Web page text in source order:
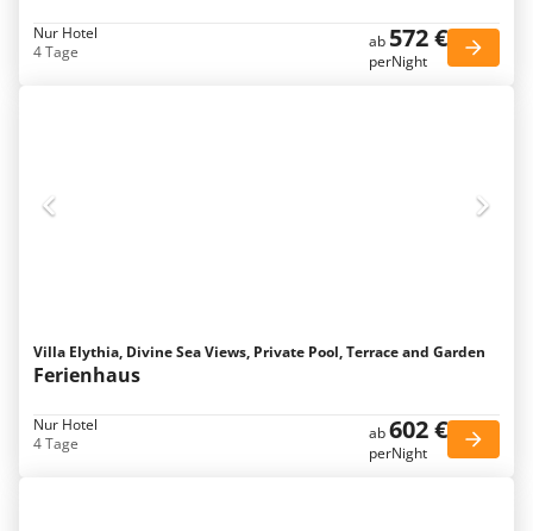
Nur Hotel
4 Tage
ab 572 €
perNight
Villa Elythia, Divine Sea Views, Private Pool, Terrace and Garden
Ferienhaus
Nur Hotel
4 Tage
ab602 €
perNight